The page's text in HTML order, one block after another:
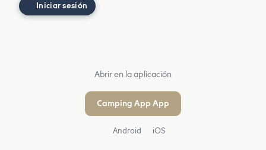
Iniciar sesión
Abrir en la aplicación
Camping App App
Android iOS